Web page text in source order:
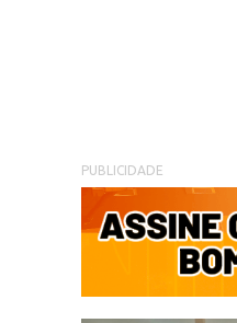
PUBLICIDADE